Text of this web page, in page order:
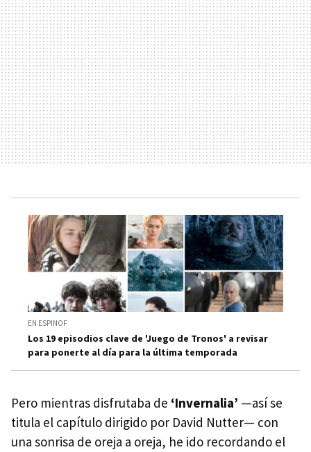
EN ESPINOF
Los 19 episodios clave de 'Juego de Tronos' a revisar
para ponerte al día para la última temporada
Pero mientras disfrutaba de ‘Invernalia’ —así se
titula el capítulo dirigido por David Nutter— con
una sonrisa de oreja a oreja, he ido recordando el